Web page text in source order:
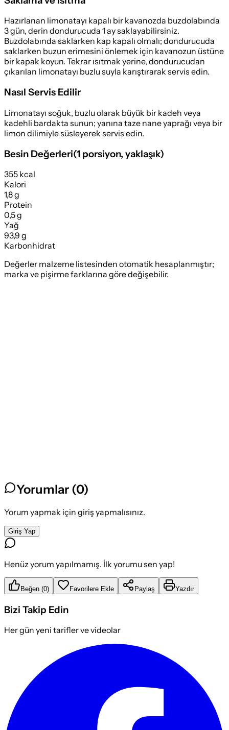
Hazırlanan limonatayı kapalı bir kavanozda buzdolabında
3 gün, derin dondurucuda 1 ay saklayabilirsiniz.
Buzdolabında saklarken kap kapalı olmalı; dondurucuda
saklarken buzun erimesini önlemek için kavanozun üstüne
bir kapak koyun. Tekrar ısıtmak yerine, dondurucudan
çıkarılan limonatayı buzlu suyla karıştırarak servis edin.
Nasıl Servis Edilir
Limonatayı soğuk, buzlu olarak büyük bir kadeh veya
kadehli bardakta sunun; yanına taze nane yaprağı veya bir
limon dilimiyle süsleyerek servis edin.
Besin Değerleri(1 porsiyon, yaklaşık)
355 kcal
Kalori
1,8 g
Protein
0,5 g
Yağ
93,9 g
Karbonhidrat
Değerler malzeme listesinden otomatik hesaplanmıştır;
marka ve pişirme farklarına göre değişebilir.
Yorumlar (0)
Yorum yapmak için giriş yapmalısınız.
Giriş Yap
Henüz yorum yapılmamış. İlk yorumu sen yap!
Beğen (0) Favorilere Ekle Paylaş Yazdır
Bizi Takip Edin
Her gün yeni tarifler ve videolar